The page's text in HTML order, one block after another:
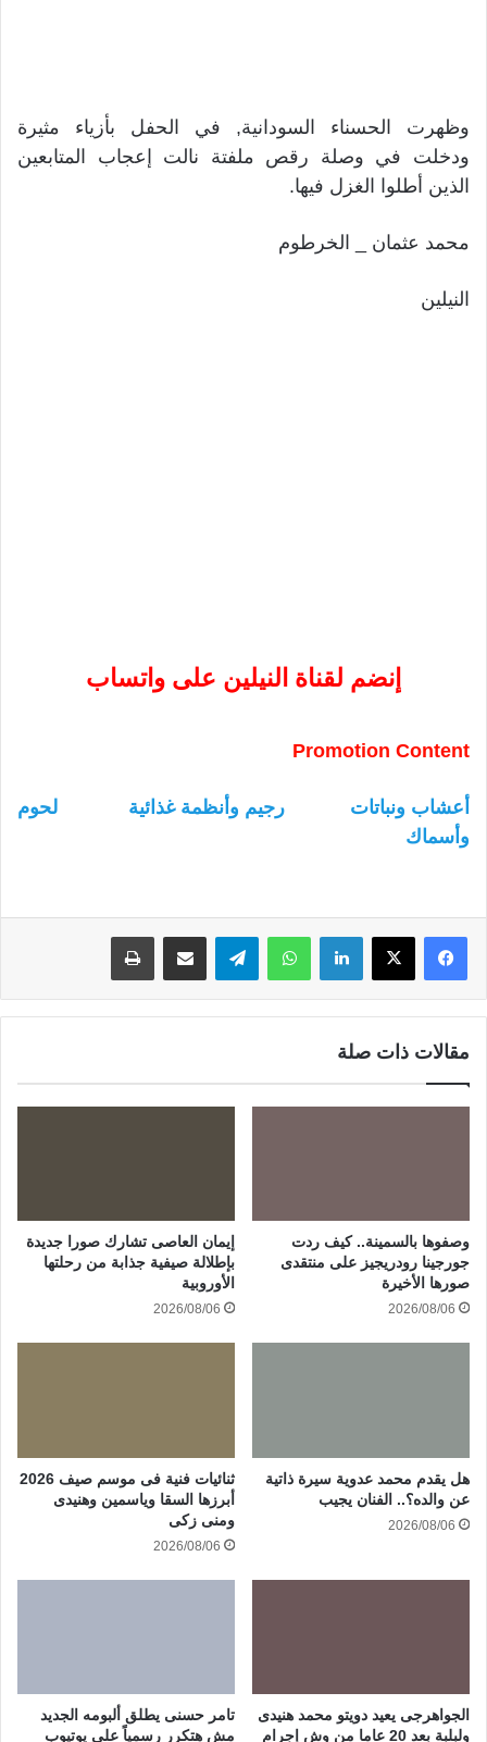
وظهرت الحسناء السودانية, في الحفل بأزياء مثيرة
ودخلت في وصلة رقص ملفتة نالت إعجاب المتابعين
الذين أطلوا الغزل فيها.
محمد عثمان _ الخرطوم
النيلين
إنضم لقناة النيلين على واتساب
Promotion Content
أعشاب ونباتات رجيم وأنظمة غذائية
لحوم
وأسماك
لينكدإن واتساب
مقالات ذات صلة
وصفوها بالسمينة.. كيف ردت
جورجينا رودريجيز على منتقدى
صورها الأخيرة
2026/08/06
إيمان العاصى تشارك صورا جديدة
بإطلالة صيفية جذابة من رحلتها
الأوروبية
2026/08/06
هل يقدم محمد عدوية سيرة ذاتية
عن والده؟.. الفنان يجيب
2026/08/06
ثنائيات فنية فى موسم صيف 2026
أبرزها السقا وياسمين وهنيدى
ومنى زكى
2026/08/06
الجواهرجى يعيد دويتو محمد هنيدى
ولبلبة بعد 20 عاما من وش إجرام
تامر حسنى يطلق ألبومه الجديد
مش هتكرر رسمياً على يوتيوب